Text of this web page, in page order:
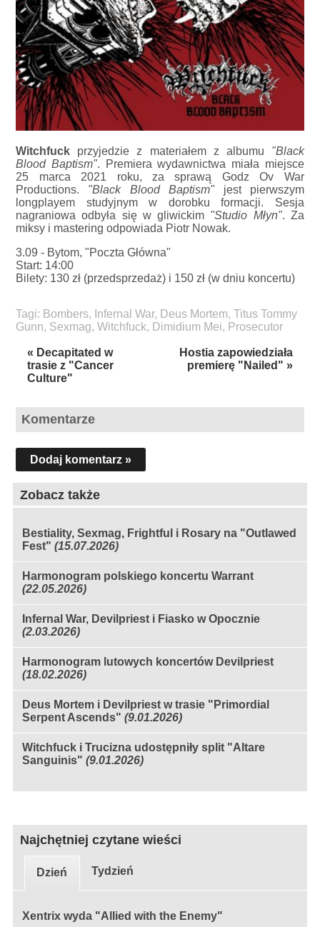
Witchfuck przyjedzie z materiałem z albumu "Black
Blood Baptism". Premiera wydawnictwa miała miejsce
25 marca 2021 roku, za sprawą Godz Ov War
Productions. "Black Blood Baptism"jest pierwszym
longplayem studyjnym w dorobku formacji. Sesja
nagraniowa odbyła się w gliwickim "Studio Młyn". Za
miksy i mastering odpowiada Piotr Nowak.
3.09 - Bytom, "Poczta Główna"
Start: 14:00
Bilety: 130 zł (przedsprzedaż) i 150 zł (w dniu koncertu)
Tagi: Bombers, Infernal War, Deus Mortem,Titus Tommy
Gunn, Sexmag,Witchfuck, Dimidium Mei, Prosecutor
« Decapitated w
trasie z "Cancer
Culture"
Hostia zapowiedziała
premierę "Nailed" »
Komentarze
Dodaj komentarz »
Zobacz także
Bestiality, Sexmag, Frightful i Rosary na "Outlawed
Fest" (15.07.2026)
Harmonogram polskiego koncertu Warrant
(22.05.2026)
Infernal War, Devilpriest i Fiasko w Opocznie
(2.03.2026)
Harmonogram lutowych koncertów Devilpriest
(18.02.2026)
Deus Mortem i Devilpriest w trasie "Primordial
Serpent Ascends" (9.01.2026)
Witchfuck i Trucizna udostępniły split "Altare
Sanguinis" (9.01.2026)
Najchętniej czytane wieści
Dzień Tydzień
Xentrix wyda "Allied with the Enemy"